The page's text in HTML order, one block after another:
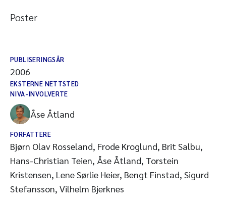
Poster
PUBLISERINGSÅR
2006
EKSTERNE NETTSTED
NIVA-INVOLVERTE
Åse Åtland
FORFATTERE
Bjørn Olav Rosseland, Frode Kroglund, Brit Salbu,
Hans-Christian Teien, Åse Åtland, Torstein
Kristensen, Lene Sørlie Heier, Bengt Finstad, Sigurd
Stefansson, Vilhelm Bjerknes